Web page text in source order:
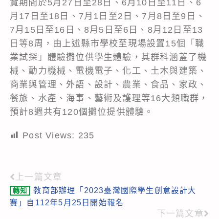
覽期間於5月27日至28日、6月10日至11日、6
月17日至18日、7月1日至2日、7月8日至9日、
7月15日至16日、8月5日至6日、8月12日至13
日等8周，由上述縣市學校至現場設置15個「職
業試探」體驗攤位供學生體驗，其群科涵蓋了機
械、動力機械、電機電子、化工、土木與建築、
商業與管理、外語、設計、農業、食品、家政、
餐旅、水產、海事、藝術及護理等16大類職群，
預計8週共有120個攤位提供體驗。
Post Views: 235
Read
more
上一篇文章
轉知
教育部辦理「2023臺灣國際學生創意設計大
賽」自112年5月25日開始報名
下一篇文章